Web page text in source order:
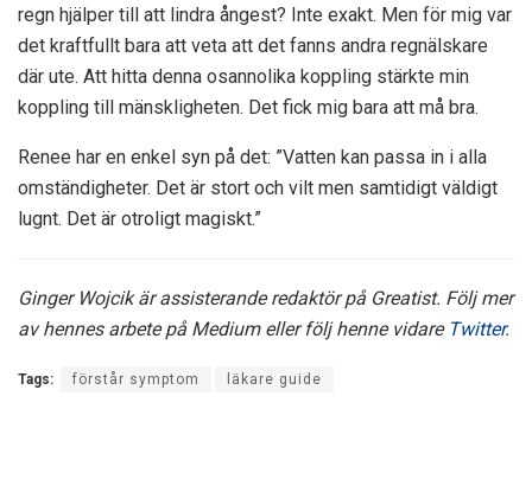
regn hjälper till att lindra ångest? Inte exakt. Men för mig var
det kraftfullt bara att veta att det fanns andra regnälskare
där ute. Att hitta denna osannolika koppling stärkte min
koppling till mänskligheten. Det fick mig bara att må bra.
Renee har en enkel syn på det: ”Vatten kan passa in i alla
omständigheter. Det är stort och vilt men samtidigt väldigt
lugnt. Det är otroligt magiskt.”
Ginger Wojcik är assisterande redaktör på Greatist. Följ mer
av hennes arbete på Medium eller följ henne vidare Twitter.
Tags: förstår symptom läkare guide